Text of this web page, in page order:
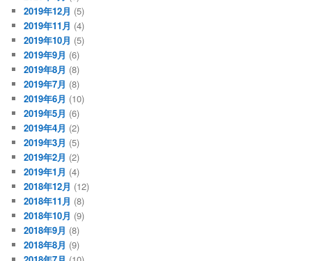
2019年12月 (5)
2019年11月 (4)
2019年10月 (5)
2019年9月 (6)
2019年8月 (8)
2019年7月 (8)
2019年6月 (10)
2019年5月 (6)
2019年4月 (2)
2019年3月 (5)
2019年2月 (2)
2019年1月 (4)
2018年12月 (12)
2018年11月 (8)
2018年10月 (9)
2018年9月 (8)
2018年8月 (9)